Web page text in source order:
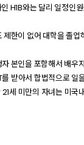
H1B와는 달리 일정인
한이 없어 대학을 졸업
본인을 포함해서 배우
받아서 합법적으로 일
세 미만의 자녀는 미국